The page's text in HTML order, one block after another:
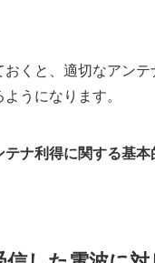
くと、適切なアン
うになります。
テナ利得に関する基本